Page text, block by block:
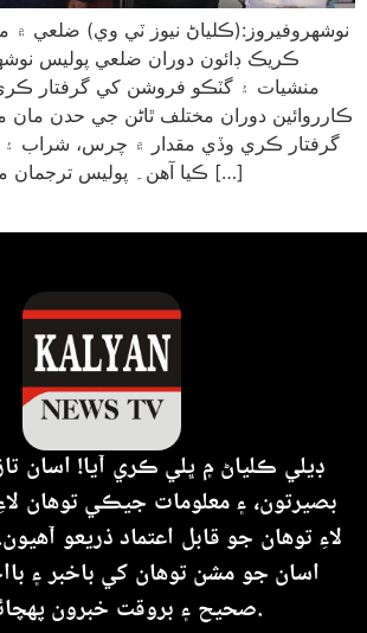
نوشهروفيروز:(ڪلياڻ نيوز ٽي وي) ضلعي ۾
ڪريڪ ڊائون دوران ضلعي پوليس
منشيات ۽ گٽڪو فروشن کي گرفتار
ڪارروائين دوران مختلف ٿاڻن جي حدن
گرفتار ڪري وڏي مقدار ۾ چرس، شراب
ڪيا آھن۔ پوليس ترجمان موجب نوشهروفيروز […]
ڊيلي ڪلياڻ ۾ ڀلي ڪري آيا! اسان
بصيرتون، ۽ معلومات جيڪي توهان
لاءِ توهان جو قابل اعتماد ذريعو
اسان جو مشن توهان کي باخبر ۽
صحيح ۽ بروقت خبرون پهچائڻ آهي.